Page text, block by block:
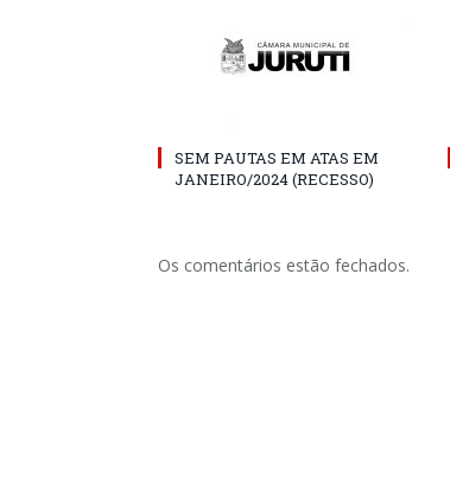
SEM PAUTAS EM ATAS EM
JANEIRO/2024 (RECESSO)
Os comentários estão fechados.